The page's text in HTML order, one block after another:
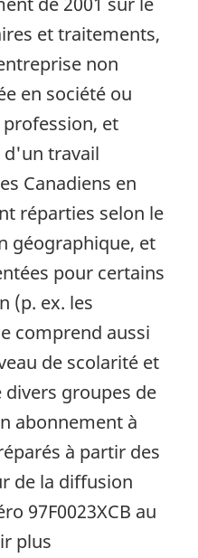
et traitements,
non
en société ou
et
d'un travail
Canadiens en
réparties selon le
géographique, et
pour certains
(p. ex. les
comprend aussi
de scolarité et
groupes de
abonnement à
à partir des
de la diffusion
97F0023XCB au
plus